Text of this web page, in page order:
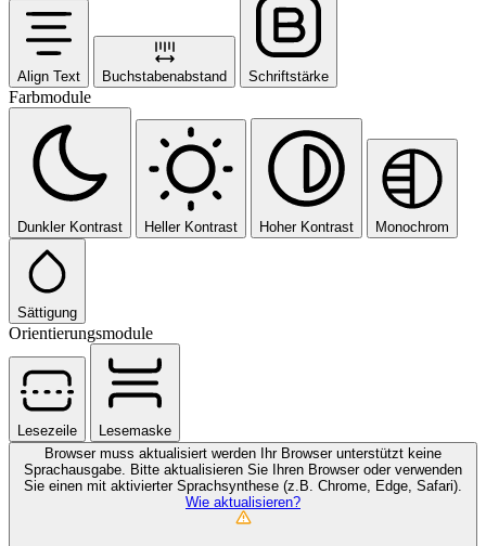
Align Text Buchstabenabstand Schriftstärke
Farbmodule
Dunkler Kontrast Heller Kontrast Hoher Kontrast Monochrom
Sättigung
Orientierungsmodule
Lesezeile
Lesemaske
Browser muss aktualisiert werden
Ihr Browser unterstützt keine
Sprachausgabe. Bitte aktualisieren Sie Ihren Browser oder verwenden
Sie einen mit aktivierter Sprachsynthese (z.B. Chrome, Edge, Safari).
Wie aktualisieren?